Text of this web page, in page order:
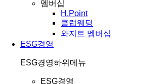
멤버십
H.Point
클럽웨딩
와지트 멤버십
ESG경영
ESG경영하위메뉴
ESG경영